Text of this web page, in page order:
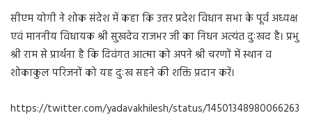
सीएम योगी ने शोक संदेश में कहा कि उत्तर प्रदेश विधान सभा के पूर्व अध्यक्ष
एवं माननीय विधायक श्री सुखदेव राजभर जी का निधन अत्यंत दुःखद है। प्रभु
श्री राम से प्रार्थना है कि दिवंगत आत्मा को अपने श्री चरणों में स्थान व
शोकाकुल परिजनों को यह दुःख सहने की शक्ति प्रदान करें।
https://twitter.com/yadavakhilesh/status/14501348980066263